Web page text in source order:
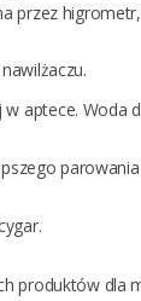
przez
aptece.
produktów dla